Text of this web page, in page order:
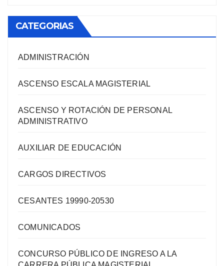
CATEGORIAS
ADMINISTRACIÓN
ASCENSO ESCALA MAGISTERIAL
ASCENSO Y ROTACIÓN DE PERSONAL
ADMINISTRATIVO
AUXILIAR DE EDUCACIÓN
CARGOS DIRECTIVOS
CESANTES 19990-20530
COMUNICADOS
CONCURSO PÚBLICO DE INGRESO A LA